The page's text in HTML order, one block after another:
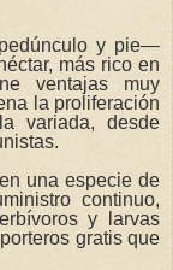
y pie—
más rico en
ventajas muy
la proliferación
variada, desde
una especie de
continuo,
y larvas
gratis que